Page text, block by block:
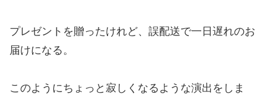
プレゼントを贈ったけれど、誤配送で一日遅れのお
届けになる。
このようにちょっと寂しくなるような演出をしま